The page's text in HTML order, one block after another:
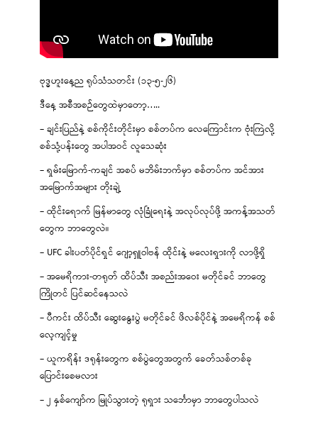
ဗုဒ္ဓဟူးနေ့ည ရုပ်သံသတင်း (၁၃-၅-၂၆)
ဒီနေ့ အစီအစဉ်တွေထဲမှာတော့…..
– ချင်းပြည်နဲ့ စစ်ကိုင်းတိုင်းမှာ စစ်တပ်က လေကြောင်းက ဗုံးကြဲလို့
စစ်သုံ့ပန်းတွေ အပါအဝင် လူသေဆုံး
– ရှမ်းမြောက်-ကချင် အစပ် မဘိမ်းဘက်မှာ စစ်တပ်က အင်အား
အမြောက်အများ တိုးချဲ့
– ထိုင်းရောက် မြန်မာတွေ လုံခြုံရေးနဲ့ အလုပ်လုပ်ဖို့ အကန့်အသတ်
တွေက ဘာတွေလဲ။
– UFC ခါးပတ်ပိုင်ရှင် ဂျော့ရှူဝါဗန် ထိုင်းနဲ့ မလေးရှားကို လာဖို့ရှိ
– အမေရိကား-တရုတ် ထိပ်သီး အစည်းအဝေး မတိုင်ခင် ဘာတွေ
ကြိုတင် ပြင်ဆင်နေသလဲ
– ပီကင်း ထိပ်သီး ဆွေးနွေးပွဲ မတိုင်ခင် ဖိလစ်ပိုင်နဲ့ အမေရိကန် စစ်
လေ့ကျင့်မှု
– ယူကရိန်း ဒရုန်းတွေက စစ်ပွဲတွေအတွက် ခေတ်သစ်တစ်ခု
ပြောင်းစေမလား
– ၂ နှစ်ကျော်က မြုပ်သွားတဲ့ ရုရှား သင်္ဘောမှာ ဘာတွေပါသလဲ